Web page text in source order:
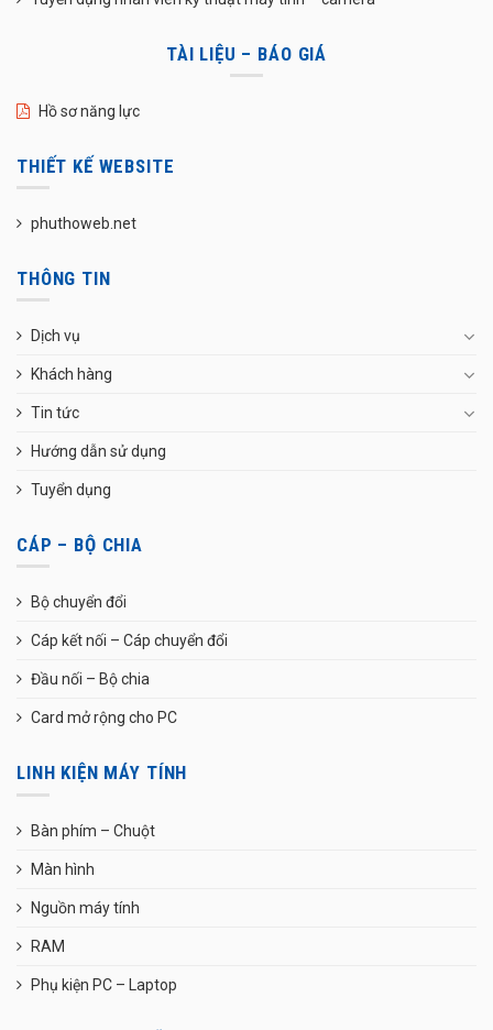
TÀI LIỆU – BÁO GIÁ
Hồ sơ năng lực
THIẾT KẾ WEBSITE
phuthoweb.net
THÔNG TIN
Dịch vụ
Khách hàng
Tin tức
Hướng dẫn sử dụng
Tuyển dụng
CÁP – BỘ CHIA
Bộ chuyển đổi
Cáp kết nối – Cáp chuyển đổi
Đầu nối – Bộ chia
Card mở rộng cho PC
LINH KIỆN MÁY TÍNH
Bàn phím – Chuột
Màn hình
Nguồn máy tính
RAM
Phụ kiện PC – Laptop